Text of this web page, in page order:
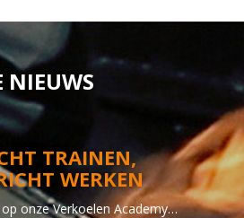
NIEUWS
TRAINEN,
WERKEN
onze Verkoelen Academy…